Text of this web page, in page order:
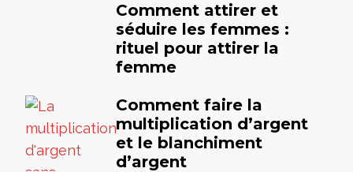
Comment attirer et
séduire les femmes :
rituel pour attirer la
femme
Comment faire la
multiplication d’argent
et le blanchiment
d’argent